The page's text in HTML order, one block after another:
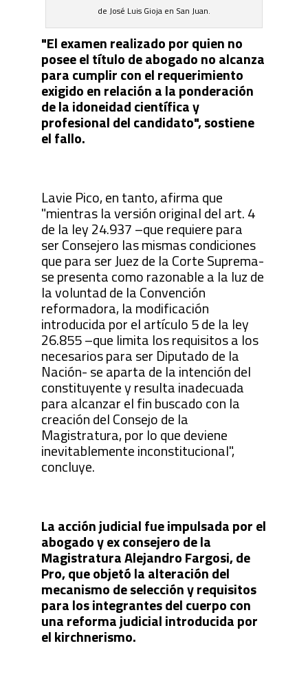
de José Luis Gioja en San Juan.
"El examen realizado por quien no
posee el título de abogado no alcanza
para cumplir con el requerimiento
exigido en relación a la ponderación
de la idoneidad científica y
profesional del candidato", sostiene
el fallo.
Lavie Pico, en tanto, afirma que
"mientras la versión original del art. 4
de la ley 24.937 –que requiere para
ser Consejero las mismas condiciones
que para ser Juez de la Corte Suprema-
se presenta como razonable a la luz de
la voluntad de la Convención
reformadora, la modificación
introducida por el artículo 5 de la ley
26.855 –que limita los requisitos a los
necesarios para ser Diputado de la
Nación- se aparta de la intención del
constituyente y resulta inadecuada
para alcanzar el fin buscado con la
creación del Consejo de la
Magistratura, por lo que deviene
inevitablemente inconstitucional",
concluye.
La acción judicial fue impulsada por el
abogado y ex consejero de la
Magistratura Alejandro Fargosi, de
Pro, que objetó la alteración del
mecanismo de selección y requisitos
para los integrantes del cuerpo con
una reforma judicial introducida por
el kirchnerismo.